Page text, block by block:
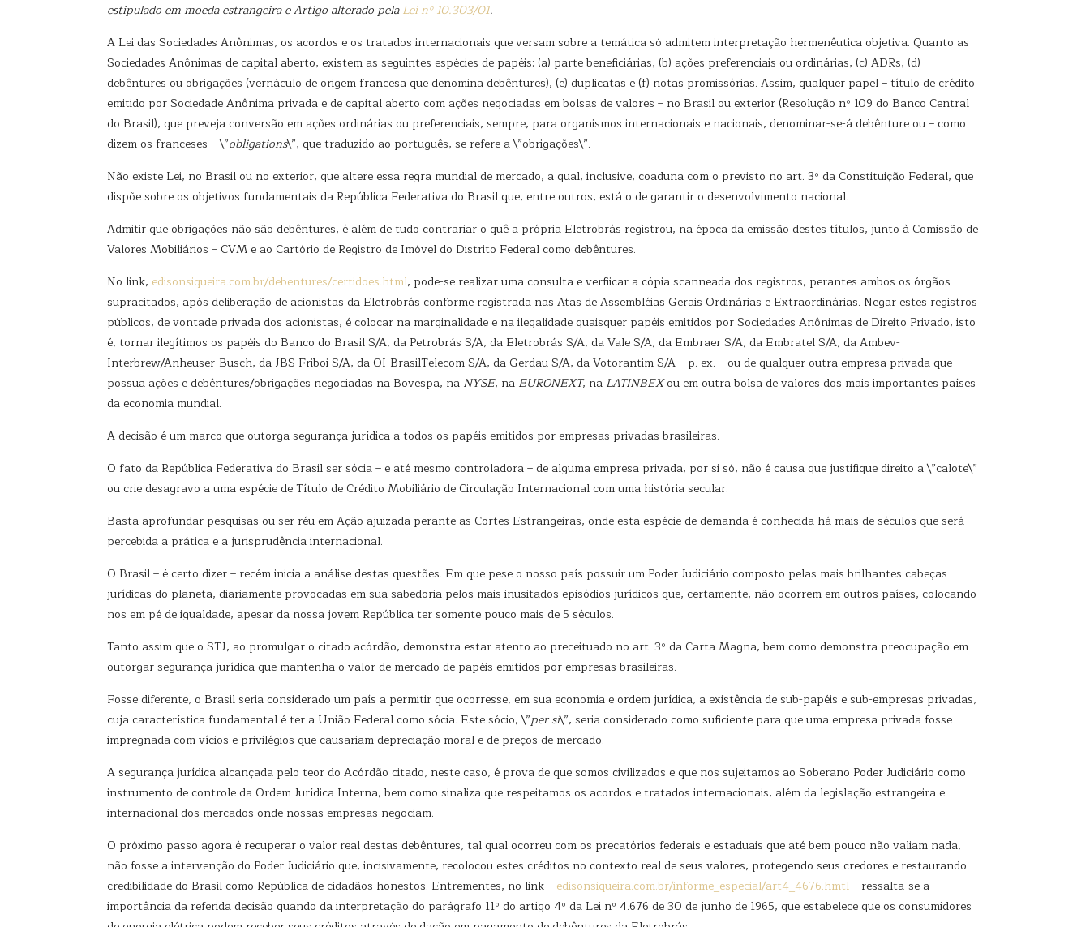
estipulado em moeda estrangeira e Artigo alterado pelaLei nº 10.303/01.
A Lei das Sociedades Anônimas, os acordos e os tratados internacionais que versam sobre a temática só admitem interpretação hermenêutica objetiva. Quanto as
Sociedades Anônimas de capital aberto, existem as seguintes espécies de papéis: (a) parte beneficiárias, (b) ações preferenciais ou ordinárias, (c) ADRs, (d)
debêntures ou obrigações (vernáculo de origem francesa que denomina debêntures), (e) duplicatas e (f) notas promissórias. Assim, qualquer papel – título de crédito
emitido por Sociedade Anônima privada e de capital aberto com ações negociadas em bolsas de valores – no Brasil ou exterior (Resolução nº 109 do Banco Central
do Brasil), que preveja conversão em ações ordinárias ou preferenciais, sempre, para organismos internacionais e nacionais, denominar-se-á debênture ou – como
dizem os franceses – \”obligations\”, que traduzido ao português, se refere a \”obrigações\”.
Não existe Lei, no Brasil ou no exterior, que altere essa regra mundial de mercado, a qual, inclusive, coaduna com o previsto no art. 3º da Constituição Federal, que
dispõe sobre os objetivos fundamentais da República Federativa do Brasil que, entre outros, está o de garantir o desenvolvimento nacional.
Admitir que obrigações não são debêntures, é além de tudo contrariar o quê a própria Eletrobrás registrou, na época da emissão destes títulos, junto à Comissão de
Valores Mobiliários – CVM e ao Cartório de Registro de Imóvel do Distrito Federal como debêntures.
No link, edisonsiqueira.com.br/debentures/certidoes.html, pode-se realizar uma consulta e verfiicar a cópia scanneada dos registros, perantes ambos os órgãos
supracitados, após deliberação de acionistas da Eletrobrás conforme registrada nas Atas de Assembléias Gerais Ordinárias e Extraordinárias. Negar estes registros
públicos, de vontade privada dos acionistas, é colocar na marginalidade e na ilegalidade quaisquer papéis emitidos por Sociedades Anônimas de Direito Privado, isto
é, tornar ilegítimos os papéis do Banco do Brasil S/A, da Petrobrás S/A, da Eletrobrás S/A, da Vale S/A, da Embraer S/A, da Embratel S/A, da Ambev-
Interbrew/Anheuser-Busch, da JBS Friboi S/A, da OI-BrasilTelecom S/A, da Gerdau S/A, da Votorantim S/A – p. ex. – ou de qualquer outra empresa privada que
possua ações e debêntures/obrigações negociadas na Bovespa, na NYSE, na EURONEXT, na LATINBEXou em outra bolsa de valores dos mais importantes países
da economia mundial.
A decisão é um marco que outorga segurança jurídica a todos os papéis emitidos por empresas privadas brasileiras.
O fato da República Federativa do Brasil ser sócia – e até mesmo controladora – de alguma empresa privada, por si só, não é causa que justifique direito a \”calote\”
ou crie desagravo a uma espécie de Título de Crédito Mobiliário de Circulação Internacional com uma história secular.
Basta aprofundar pesquisas ou ser réu em Ação ajuizada perante as Cortes Estrangeiras, onde esta espécie de demanda é conhecida há mais de séculos que será
percebida a prática e a jurisprudência internacional.
O Brasil – é certo dizer – recém inicia a análise destas questões. Em que pese o nosso país possuir um Poder Judiciário composto pelas mais brilhantes cabeças
jurídicas do planeta, diariamente provocadas em sua sabedoria pelos mais inusitados episódios jurídicos que, certamente, não ocorrem em outros países, colocando-
nos em pé de igualdade, apesar da nossa jovem República ter somente pouco mais de 5 séculos.
Tanto assim que o STJ, ao promulgar o citado acórdão, demonstra estar atento ao preceituado no art. 3º da Carta Magna, bem como demonstra preocupação em
outorgar segurança jurídica que mantenha o valor de mercado de papéis emitidos por empresas brasileiras.
Fosse diferente, o Brasil seria considerado um país a permitir que ocorresse, em sua economia e ordem jurídica, a existência de sub-papéis e sub-empresas privadas,
cuja característica fundamental é ter a União Federal como sócia. Este sócio, \”per si\”, seria considerado como suficiente para que uma empresa privada fosse
impregnada com vícios e privilégios que causariam depreciação moral e de preços de mercado.
A segurança jurídica alcançada pelo teor do Acórdão citado, neste caso, é prova de que somos civilizados e que nos sujeitamos ao Soberano Poder Judiciário como
instrumento de controle da Ordem Jurídica Interna, bem como sinaliza que respeitamos os acordos e tratados internacionais, além da legislação estrangeira e
internacional dos mercados onde nossas empresas negociam.
O próximo passo agora é recuperar o valor real destas debêntures, tal qual ocorreu com os precatórios federais e estaduais que até bem pouco não valiam nada,
não fosse a intervenção do Poder Judiciário que, incisivamente, recolocou estes créditos no contexto real de seus valores, protegendo seus credores e restaurando
credibilidade do Brasil como República de cidadãos honestos. Entrementes, no link – edisonsiqueira.com.br/informe_especial/art4_4676.hmtl– ressalta-se a
importância da referida decisão quando da interpretação do parágrafo 11º do artigo 4º da Lei nº 4.676 de 30 de junho de 1965, que estabelece que os consumidores